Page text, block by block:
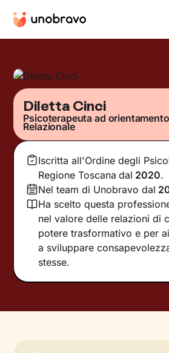
Diletta Cinci
Psicoterapeuta ad
Relazionale
Iscritta all'Ordine degli
Regione Toscana dal 2020.
Nel team di Unobravo dal
Ha scelto questa
nel valore delle relazioni di
potere trasformativo e per
a sviluppare
stesse.